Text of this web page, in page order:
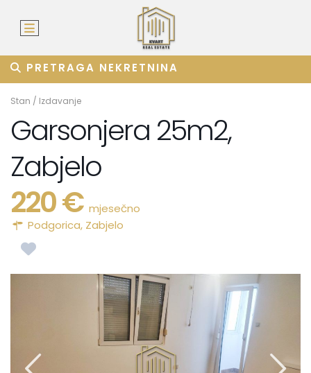
PRETRAGA NEKRETNINA
Stan / Izdavanje
Garsonjera 25m2,
Zabjelo
220 € mjesečno
Podgorica, Zabjelo